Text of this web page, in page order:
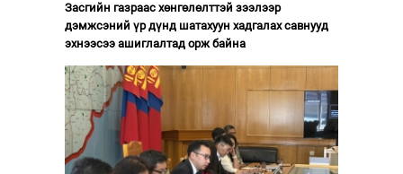
Засгийн газраас хөнгөлөлттэй зээлээр
дэмжсэний үр дүнд шатахуун хадгалах савнууд
эхнээсээ ашиглалтад орж байна